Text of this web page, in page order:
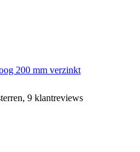
200 mm verzinkt
9 klantreviews